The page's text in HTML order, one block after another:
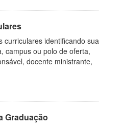
curriculares identificando sua
campus ou polo de oferta,
docente ministrante,
Graduação